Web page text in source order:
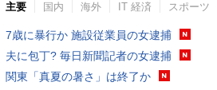
主要 国内 海外 IT 経済 スポーツ
7歳に暴行か 施設従業員の女逮捕
夫に包丁? 毎日新聞記者の女逮捕
関東「真夏の暑さ」は終了か